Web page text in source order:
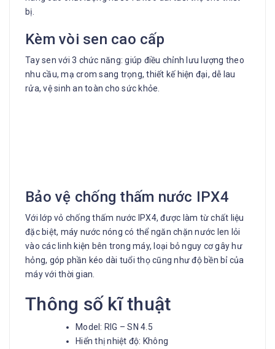
bị.
Kèm vòi sen cao cấp
Tay sen với 3 chức năng: giúp điều chỉnh lưu lượng theo
nhu cầu, mạ crom sang trọng, thiết kế hiện đại, dễ lau
rửa, vệ sinh an toàn cho sức khỏe.
Bảo vệ chống thấm nước IPX4
Với lớp vỏ chống thấm nước IPX4, được làm từ chất liệu
đặc biệt, máy nước nóng có thể ngăn chặn nước len lỏi
vào các linh kiện bên trong máy, loại bỏ nguy cơ gây hư
hỏng, góp phần kéo dài tuổi thọ cũng như độ bền bỉ của
máy với thời gian.
Thông số kĩ thuật
Model: RIG – SN 4.5
Hiển thị nhiệt độ: Không